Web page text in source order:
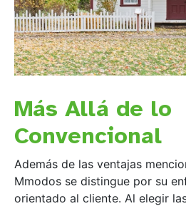
Más Allá de lo
Convencional
Además de las ventajas
Mmodos se distingue por su
orientado al cliente. Al elegir